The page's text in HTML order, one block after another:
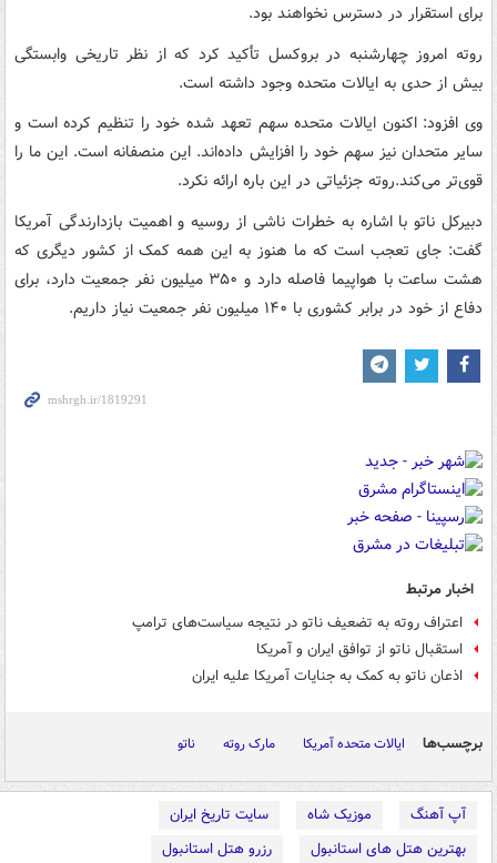
برای استقرار در دسترس نخواهند بود.
روته امروز چهارشنبه در بروکسل تأکید کرد که از نظر تاریخی وابستگی
بیش از حدی به ایالات متحده وجود داشته است.
وی افزود: اکنون ایالات متحده سهم تعهد شده خود را تنظیم کرده است و
سایر متحدان نیز سهم خود را افزایش داده‌اند. این منصفانه است. این ما را
قوی‌تر می‌کند.روته جزئیاتی در این باره ارائه نکرد.
دبیرکل ناتو با اشاره به خطرات ناشی از روسیه و اهمیت بازدارندگی آمریکا
گفت: جای تعجب است که ما هنوز به این همه کمک از کشور دیگری که
هشت ساعت با هواپیما فاصله دارد و ۳۵۰ میلیون نفر جمعیت دارد، برای
دفاع از خود در برابر کشوری با ۱۴۰ میلیون نفر جمعیت نیاز داریم.
اخبار مرتبط
اعتراف روته به تضعیف ناتو در نتیجه سیاست‌های ترامپ
استقبال ناتو از توافق ایران و آمریکا
اذعان ناتو به کمک به جنایات آمریکا علیه ایران
برچسب‌ها ایالات متحده آمریکا مارک روته ناتو
آپ آهنگ موزیک شاه
سایت تاریخ ایران
بهترین هتل های استانبول
رزرو هتل استانبول